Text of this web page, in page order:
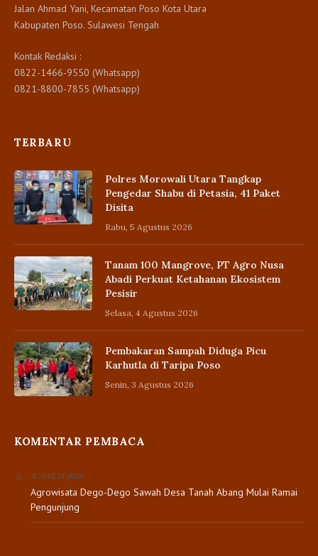
Jalan Ahmad Yani, Kecamatan Poso Kota Utara
Kabupaten Poso. Sulawesi Tengah
Kontak Redaksi :
0822-1466-9550 (Whatsapp)
0821-8800-7855 (Whatsapp)
TERBARU
Polres Morowali Utara Tangkap
Pengedar Shabu di Petasia, 41 Paket
Disita
Rabu, 5 Agustus 2026
Tanam 100 Mangrove, PT Agro Nusa
Abadi Perkuat Ketahanan Ekosistem
Pesisir
Selasa, 4 Agustus 2026
Pembakaran Sampah Diduga Picu
Karhutla di Taripa Poso
Senin, 3 Agustus 2026
KOMENTAR PEMBACA
JUNAEDIpada
Agrowisata Dego-Dego Sawah Desa Tanah Abang Mulai Ramai
Pengunjung